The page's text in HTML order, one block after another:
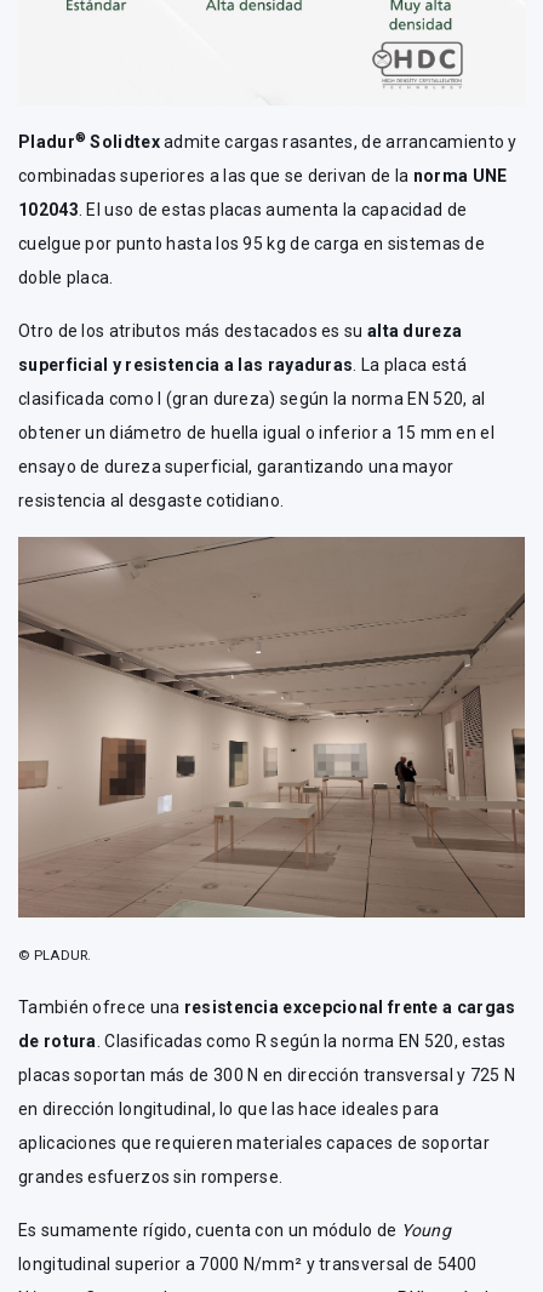
Pladur® Solidtexadmite cargas rasantes, de arrancamiento y
combinadas superiores a las que se derivan de la norma UNE
102043. El uso de estas placas aumenta la capacidad de
cuelgue por punto hasta los 95 kg de carga en sistemas de
doble placa.
Otro de los atributos más destacados es su alta dureza
superficial y resistencia a las rayaduras. La placa está
clasificada como I (gran dureza) según la norma EN 520, al
obtener un diámetro de huella igual o inferior a 15 mm en el
ensayo de dureza superficial, garantizando una mayor
resistencia al desgaste cotidiano.
© PLADUR.
También ofrece una resistencia excepcional frente a cargas
de rotura . Clasificadas como R según la norma EN 520, estas
placas soportan más de 300 N en dirección transversal y 725 N
en dirección longitudinal, lo que las hace ideales para
aplicaciones que requieren materiales capaces de soportar
grandes esfuerzos sin romperse.
Es sumamente rígido, cuenta con un módulo de Young
longitudinal superior a 7000 N/mm² y transversal de 5400